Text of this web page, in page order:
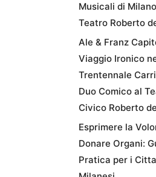
Musicali di
Teatro Roberto
Ale & Franz
Viaggio Ironico
Trentennale
Duo Comico al
Civico Roberto
Esprimere la
Donare Organi:
Pratica per i